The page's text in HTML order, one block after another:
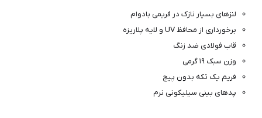
لنزهای بسیار نازک در فریمی بادوام
برخورداری از محافظ UV و لایه پلاریزه
قاب فولادی ضد زنگ
وزن سبک ۱۹ گرمی
فریم یک تکه بدون پیچ
پدهای بینی سیلیکونی نرم